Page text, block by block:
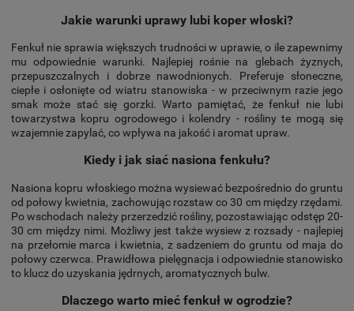
Jakie warunki uprawy lubi koper włoski?
Fenkuł nie sprawia większych trudności w uprawie, o ile zapewnimy
mu odpowiednie warunki. Najlepiej rośnie na glebach żyznych,
przepuszczalnych i dobrze nawodnionych. Preferuje słoneczne,
ciepłe i osłonięte od wiatru stanowiska - w przeciwnym razie jego
smak może stać się gorzki. Warto pamiętać, że fenkuł nie lubi
towarzystwa kopru ogrodowego i kolendry - rośliny te mogą się
wzajemnie zapylać, co wpływa na jakość i aromat upraw.
Kiedy i jak siać nasiona fenkułu?
Nasiona kopru włoskiego można wysiewać bezpośrednio do gruntu
od połowy kwietnia, zachowując rozstaw co 30 cm między rzędami.
Po wschodach należy przerzedzić rośliny, pozostawiając odstęp 20-
30 cm między nimi. Możliwy jest także wysiew z rozsady - najlepiej
na przełomie marca i kwietnia, z sadzeniem do gruntu od maja do
połowy czerwca. Prawidłowa pielęgnacja i odpowiednie stanowisko
to klucz do uzyskania jędrnych, aromatycznych bulw.
Dlaczego warto mieć fenkuł w ogrodzie?